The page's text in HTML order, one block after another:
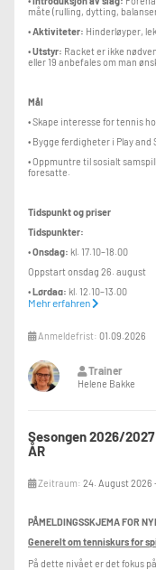
måte (rulling, dytting,
•Aktiviteter: Hinderløyper,
•Utstyr: Racket er ikke
eller 19 anbefales om man
Mål
• Skape interesse for tennis
• Bygge ferdigheter i Play
• Oppmuntre til sosialt
foresatte.
Tidspunkt og priser
Tidspunkter:
•Onsdag: kl. 17.10–18.00
Oppstart onsdag 26. august
•Lørdag: kl. 12.10–13.00
Oppstart lørdag 22. august
Pris:
• Ikke-medlem: 3 650,-
Start: onsdag 26. august
Slutt: onsdag 17. desember
Merk:Dersom dere går glipp
Medlemskap
•Valgfritt medlemskap:Ikke
Mehr erfahren
Anmeldefrist: 01.09.2026
Trainer
Helene Bakke
Sesongen 2026/2027
ÅR
Zeitraum: 24. August 2026
PÅMELDINGSSKJEMA FOR
Generelt om tenniskurs for
På dette nivået er det fokus